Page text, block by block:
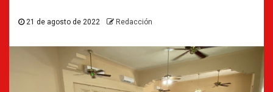
21 de agosto de 2022 Redacción